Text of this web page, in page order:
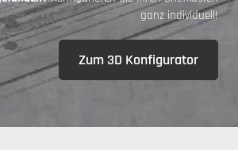
ganz individuell!
Zum 3D Konfigurator